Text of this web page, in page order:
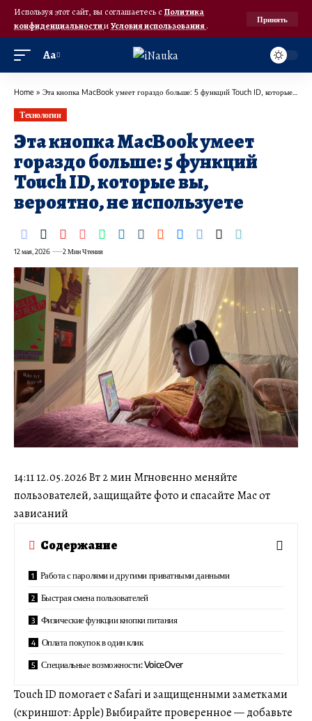
Используя этот сайт, вы соглашаетесь с Политика
конфиденциальностииУсловия использования.
Принять
Аа
Home » Эта кнопка MacBook умеет гораздо больше: 5 функций Touch ID, которые вы, вероятно, не используете
Технологии
Эта кнопка MacBook умеет
гораздо больше: 5 функций
Touch ID, которые вы,
вероятно, не используете
12 мая, 2026 2 Мин Чтения
14:11 12.05.2026 Вт 2 мин Мгновенно меняйте
пользователей, защищайте фото и спасайте Mac от
зависаний
Содержание
Работа с паролями и другими приватными данными
Быстрая смена пользователей
Физические функции кнопки питания
Оплата покупок в один клик
Специальные возможности: VoiceOver
Touch ID помогает с Safari и защищенными заметками
(скриншот: Apple) Выбирайте проверенное — добавьте